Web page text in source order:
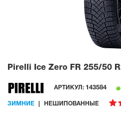
Pirelli Ice Zero FR 255/50
АРТИКУЛ: 143584
ЗИМНИЕ НЕШИПОВАННЫЕ